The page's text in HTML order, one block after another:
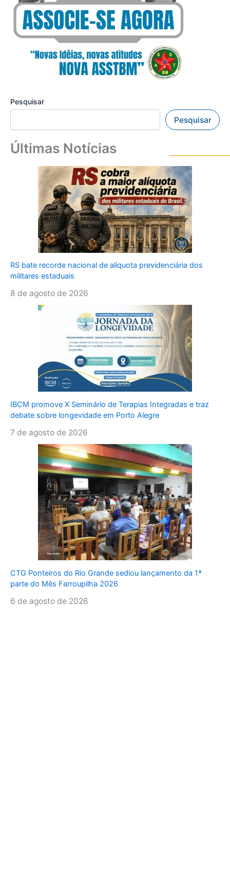
Pesquisar
Pesquisar
Últimas Notícias
RS bate recorde nacional de alíquota previdenciária dos
militares estaduais
8 de agosto de 2026
IBCM promove X Seminário de Terapias Integradas e traz
debate sobre longevidade em Porto Alegre
7 de agosto de 2026
CTG Ponteiros do Rio Grande sediou lançamento da 1ª
parte do Mês Farroupilha 2026
6 de agosto de 2026